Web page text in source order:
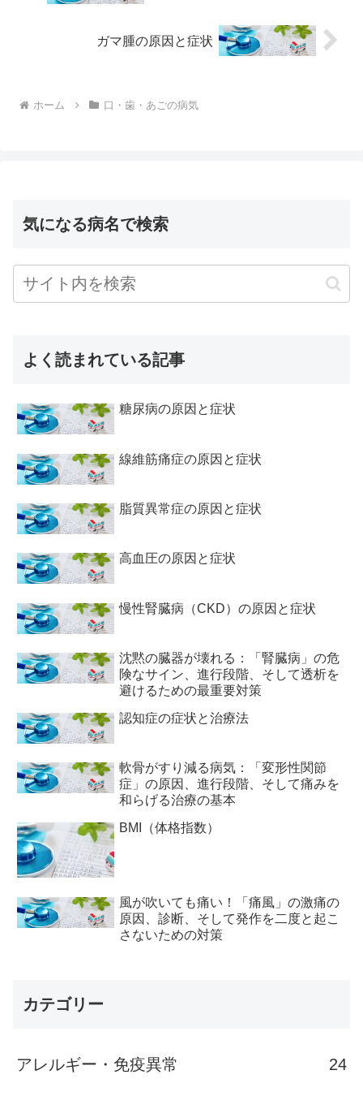
ガマ腫の原因と症状
ホーム 口・歯・あごの病気
気になる病名で検索
よく読まれている記事
糖尿病の原因と症状
線維筋痛症の原因と症状
脂質異常症の原因と症状
高血圧の原因と症状
慢性腎臓病（CKD）の原因と症状
沈黙の臓器が壊れる：「腎臓病」の危
険なサイン、進行段階、そして透析を
避けるための最重要対策
認知症の症状と治療法
軟骨がすり減る病気：「変形性関節
症」の原因、進行段階、そして痛みを
和らげる治療の基本
BMI（体格指数）
風が吹いても痛い！「痛風」の激痛の
原因、診断、そして発作を二度と起こ
さないための対策
カテゴリー
アレルギー・免疫異常 24